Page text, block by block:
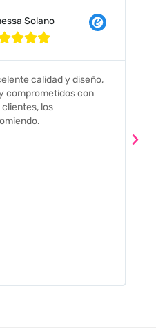
Bonet Pardell

decir, si teneis que
alguna baldosa
és el sitio indicado! Yo
una muestra y me